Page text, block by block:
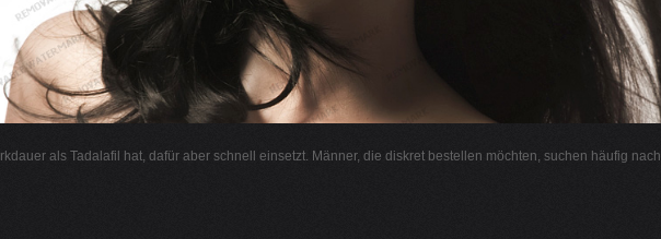
als Tadalafil hat, dafür aber schnell einsetzt. Männer, die diskret bestellen möchten, suchen häufig nach